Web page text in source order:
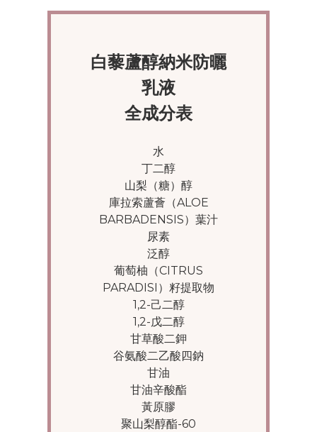
白藜蘆醇納米防曬
乳液
全成分表
水
丁二醇
山梨（糖）醇
庫拉索蘆薈（ALOE
BARBADENSIS）葉汁
尿素
泛醇
葡萄柚（CITRUS
PARADISI）籽提取物
1,2-己二醇
1,2-戊二醇
甘草酸二鉀
谷氨酸二乙酸四鈉
甘油
甘油辛酸酯
黃原膠
聚山梨醇酯-60